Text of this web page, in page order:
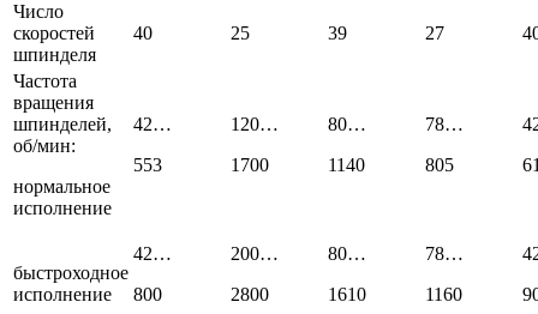
Число
скоростей
шпинделя
40 25 39 27
Частота
вращения
шпинделей,
об/мин:
нормальное
исполнение
42…
553
120…
1700
80…
1140
78…
805
быстроходное
исполнение
42…
800
200…
2800
80…
1610
78…
1160